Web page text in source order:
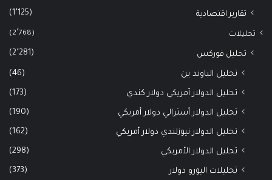
تقارير اقتصادية (1٬125)
تحليلات (2٬768)
تحليل فوركس (2٬281)
تحليل الباوند ين (46)
تحليل الدولار أمريكي دولار كندي (173)
تحليل الدولار أسترالي دولار أمريكي (190)
تحليل الدولار نيوزلندي دولار أمريكي (162)
تحليل الدولار الأمريكي (298)
تحليلات اليورو دولار (373)